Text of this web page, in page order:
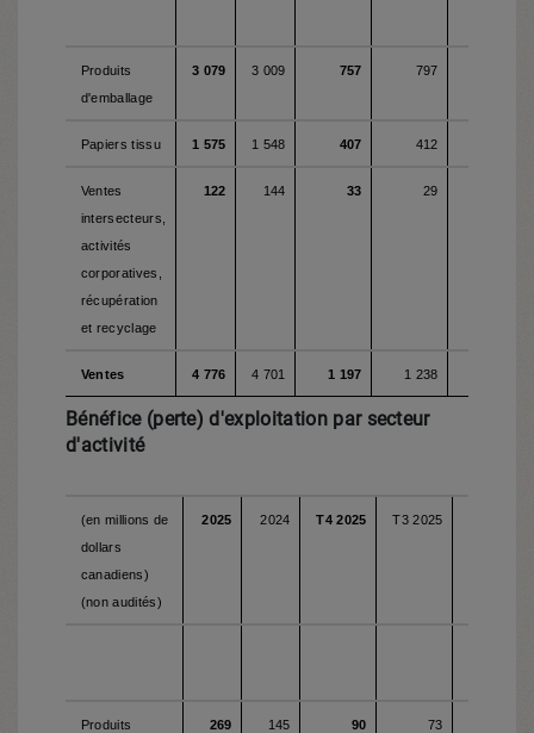
Produits
d'emballage
3 079 3 009 757 797
Papiers tissu 1 575 1 548 407 412
Ventes
intersecteurs,
activités
corporatives,
récupération
et recyclage
122 144 33 29
Ventes 4 776 4 701 1 197 1 238
Bénéfice (perte) d'exploitation par secteur
d'activité
(en millions de
dollars
canadiens)
(non audités)
2025 2024 T4 2025 T3 2025
Produits
269 145 90 73